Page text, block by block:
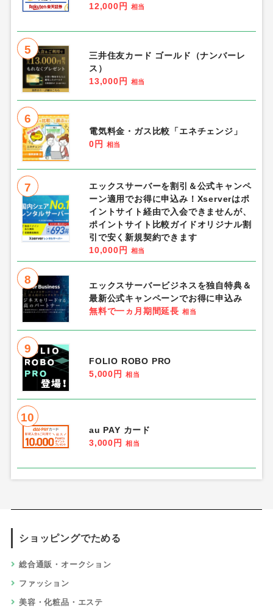
12,000円
相当
5
三井住友カード ゴールド（ナンバーレ
ス）
13,000円
相当
6
電気料金・ガス比較「エネチェンジ」
0円
相当
7
エックスサーバーを割引＆公式キャンペ
ーン適用でお得に申込み！Xserverはポ
イントサイト経由で入会できませんが、
ポイントサイト比較ガイドオリジナル割
引で安く新規契約できます
10,000円
相当
8
エックスサーバービジネスを独自特典＆
最新公式キャンペーンでお得に申込み
無料で一ヵ月期間延長 相当
9
FOLIO ROBO PRO
5,000円
相当
10
au PAY カード
3,000円
相当
ショッピングでためる
総合通販・オークション
ファッション
美容・化粧品・エステ